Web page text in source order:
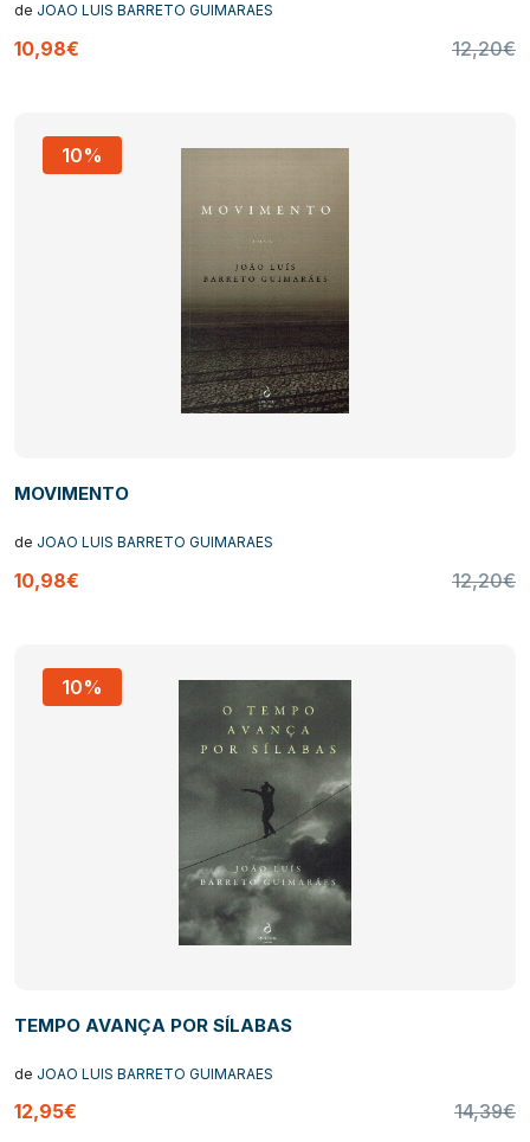
de JOAO LUIS BARRETO GUIMARAES
10,98€ 12,20€
10%
MOVIMENTO
de JOAO LUIS BARRETO GUIMARAES
10,98€ 12,20€
10%
TEMPO AVANÇA POR SÍLABAS
de JOAO LUIS BARRETO GUIMARAES
12,95€ 14,39€